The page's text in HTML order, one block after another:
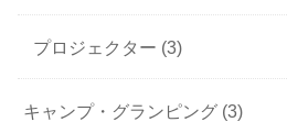
プロジェクター (3)
キャンプ・グランピング (3)